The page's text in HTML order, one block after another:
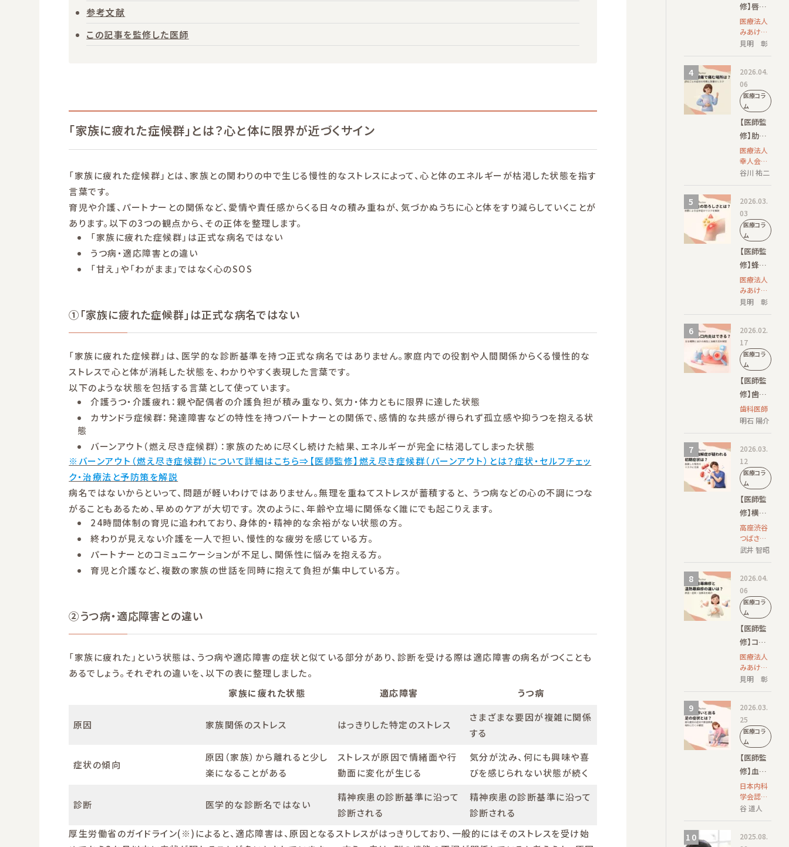
参考文献
この記事を監修した医師
「家族に疲れた症候群」とは？心と体に限界が近づくサイン
「家族に疲れた症候群」とは、家族との関わりの中で生じる慢性的なストレスによって、心と体のエネルギーが枯渇した状態を指す
言葉です。
育児や介護、パートナーとの関係など、愛情や責任感からくる日々の積み重ねが、気づかぬうちに心と体をすり減らしていくことが
あります。以下の3つの観点から、その正体を整理します。
「家族に疲れた症候群」は正式な病名ではない
うつ病・適応障害との違い
「甘え」や「わがまま」ではなく心のSOS
①「家族に疲れた症候群」は正式な病名ではない
「家族に疲れた症候群」は、医学的な診断基準を持つ正式な病名ではありません。家庭内での役割や人間関係からくる慢性的な
ストレスで心と体が消耗した状態を、わかりやすく表現した言葉です。
以下のような状態を包括する言葉として使っています。
介護うつ・介護疲れ：親や配偶者の介護負担が積み重なり、気力・体力ともに限界に達した状態
カサンドラ症候群：発達障害などの特性を持つパートナーとの関係で、感情的な共感が得られず孤立感や抑うつを抱える状
態
バーンアウト（燃え尽き症候群）：家族のために尽くし続けた結果、エネルギーが完全に枯渇してしまった状態
※バーンアウト（燃え尽き症候群）について詳細はこちら⇒【医師監修】燃え尽き症候群（バーンアウト）とは？症状・セルフチェッ
ク・治療法と予防策を解説
病名ではないからといって、問題が軽いわけではありません。無理を重ねてストレスが蓄積すると、 うつ病などの心の不調につな
がることもあるため、早めのケアが大切です。 次のように、年齢や立場に関係なく誰にでも起こりえます。
24時間体制の育児に追われており、身体的・精神的な余裕がない状態の方。
終わりが見えない介護を一人で担い、慢性的な疲労を感じている方。
パートナーとのコミュニケーションが不足し、関係性に悩みを抱える方。
育児と介護など、複数の家族の世話を同時に抱えて負担が集中している方。
②うつ病・適応障害との違い
「家族に疲れた」という状態は、うつ病や適応障害の症状と似ている部分があり、診断を受ける際は適応障害の病名がつくことも
あるでしょう。それぞれの違いを、以下の表に整理しました。
家族に疲れた状態
適応障害 うつ病
原因 家族関係のストレス はっきりした特定のストレス
さまざまな要因が複雑に関係
する
症状の傾向
原因（家族）から離れると少し
楽になることがある
ストレスが原因で情緒面や行
動面に変化が生じる
気分が沈み、何にも興味や喜
びを感じられない状態が続く
診断 医学的な診断名ではない
精神疾患の診断基準に沿って
診断される
精神疾患の診断基準に沿って
診断される
厚生労働省のガイドライン(※)によると、適応障害は、原因となるストレスがはっきりしており、一般的にはそのストレスを受け始
修】唇が
かゆいと
きに考え
られる主
な原因｜
対策と受
診の目安
を解説
医療法人
みあけ皮
ふ科 院
認定 皮膚
科専門医
見明 彰
2026.04.
06
医療コラ
ム
【医師監
修】肋間
神経痛で
痛む場所
は？部位
ごとの症
状の特徴
と放置の
リスク
医療法人
幸人会
田島クリ
谷川 祐二
2026.03.
03
医療コラ
ム
【医師監
修】蜂窩
織炎の恐
ろしさと
は？放置
による合
併症のリ
スクを解
説
医療法人
みあけ皮
ふ科 院
認定 皮膚
科専門医
見明 彰
2026.02.
17
医療コラ
ム
【医師監
修】歯茎
にも口内
炎はでき
る？主な
種類とほ
かの病気
と治療方
法を解説
歯科医師
明石 陽介
2026.03.
12
医療コラ
ム
【医師監
修】横紋
筋融解症
が疑われ
る初期症
状は？放
置した場
合のリス
クに注意
高座渋谷
つばさク
リニック
武井 智昭
2026.04.
06
医療コラ
ム
【医師監
修】コリ
ン性蕁麻
疹と温熱
蕁麻疹の
違いは？
原因・症
状・治療
法を紹介
医療法人
みあけ皮
ふ科 院
認定 皮膚
科専門医
見明 彰
2026.03.
25
医療コラ
ム
【医師監
修】血流
が悪いと
出る足の
症状と
は？進行
度別の症
日本内科
学会認定
内科専門
会認定循
谷 道人
2025.08.